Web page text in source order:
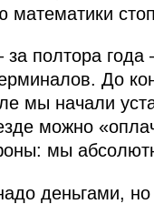
полтора года
До
мы начали
можно
мы
деньгами,